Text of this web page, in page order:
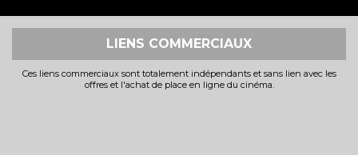
LIENS COMMERCIAUX
Ces liens commerciaux sont totalement indépendants et sans lien avec les
offres et l'achat de place en ligne du cinéma.